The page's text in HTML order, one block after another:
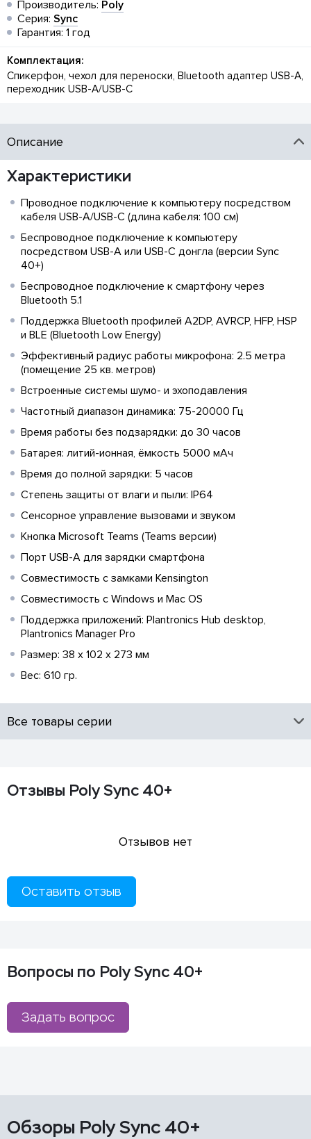
Производитель: Poly
Серия: Sync
Гарантия: 1 год
Комплектация:
Спикерфон, чехол для переноски, Bluetooth адаптер USB-A,
переходник USB-A/USB-C
Описание
Характеристики
Проводное подключение к компьютеру посредством
кабеля USB-A/USB-C (длина кабеля: 100 см)
Беспроводное подключение к компьютеру
посредством USB-A или USB-C донгла (версии Sync
40+)
Беспроводное подключение к смартфону через
Bluetooth 5.1
Поддержка Bluetooth профилей A2DP, AVRCP, HFP, HSP
и BLE (Bluetooth Low Energy)
Эффективный радиус работы микрофона: 2.5 метра
(помещение 25 кв. метров)
Встроенные системы шумо- и эхоподавления
Частотный диапазон динамика: 75-20000 Гц
Время работы без подзарядки: до 30 часов
Батарея: литий-ионная, ёмкость 5000 мАч
Время до полной зарядки: 5 часов
Степень защиты от влаги и пыли: IP64
Сенсорное управление вызовами и звуком
Кнопка Microsoft Teams (Teams версии)
Порт USB-A для зарядки смартфона
Совместимость с замками Kensington
Совместимость с Windows и Mac OS
Поддержка приложений: Plantronics Hub desktop,
Plantronics Manager Pro
Размер: 38 x 102 x 273 мм
Вес: 610 гр.
Все товары серии
Отзывы Poly Sync 40+
Отзывов нет
Оставить отзыв
Вопросы по Poly Sync 40+
Задать вопрос
Обзоры Poly Sync 40+